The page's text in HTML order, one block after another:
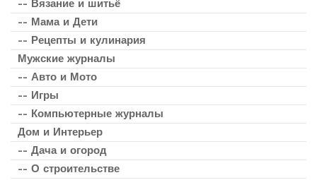
-- Вязание и шитьё
-- Мама и Дети
-- Рецепты и кулинария
Мужские журналы
-- Авто и Мото
-- Игры
-- Компьютерные журналы
Дом и Интерьер
-- Дача и огород
-- О строительстве